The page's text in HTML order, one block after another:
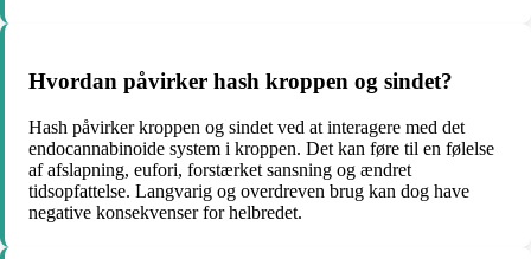
Hvordan påvirker hash kroppen og sindet?
Hash påvirker kroppen og sindet ved at interagere med det
endocannabinoide system i kroppen. Det kan føre til en følelse
af afslapning, eufori, forstærket sansning og ændret
tidsopfattelse. Langvarig og overdreven brug kan dog have
negative konsekvenser for helbredet.